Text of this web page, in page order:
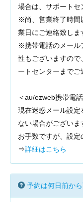
場合は、サポートセ
※尚、営業終了時間
業日にご連絡致しま
※携帯電話のメール
性もございますので
ートセンターまでご
＜au/ezweb携帯電
現在迷惑メール設定
ない場合がございま
お手数ですが、設定
⇒詳細はこちら
予約は何日前か